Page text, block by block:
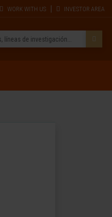
WORK WITH US INVESTOR AREA